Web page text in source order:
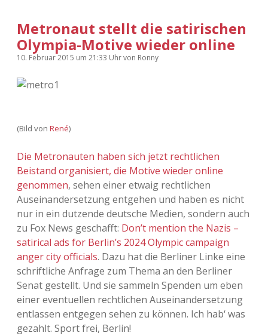
Metronaut stellt die satirischen
Olympia-Motive wieder online
10. Februar 2015 um 21:33 Uhrvon Ronny
(Bild von René)
Die Metronauten haben sich jetzt rechtlichen
Beistand organisiert, die Motive wieder online
genommen, sehen einer etwaig rechtlichen
Auseinandersetzung entgehen und haben es nicht
nur in ein dutzende deutsche Medien, sondern auch
zu Fox News geschafft: Don’t mention the Nazis –
satirical ads for Berlin’s 2024 Olympic campaign
anger city officials. Dazu hat die Berliner Linke eine
schriftliche Anfrage zum Thema an den Berliner
Senat gestellt. Und sie sammeln Spenden um eben
einer eventuellen rechtlichen Auseinandersetzung
entlassen entgegen sehen zu können. Ich hab‘ was
gezahlt. Sport frei, Berlin!